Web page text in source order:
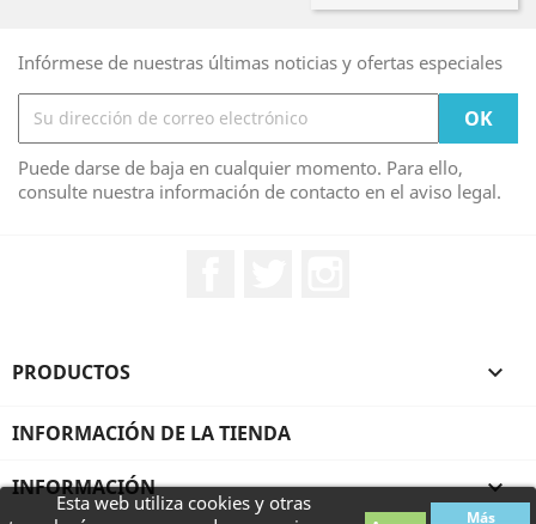
Esta web utiliza cookies y otras
Más
Infórmese de nuestras últimas noticias y ofertas especiales
Puede darse de baja en cualquier momento. Para ello,
consulte nuestra información de contacto en el aviso legal.
PRODUCTOS 
INFORMACIÓN DE LA TIENDA
INFORMACIÓN 